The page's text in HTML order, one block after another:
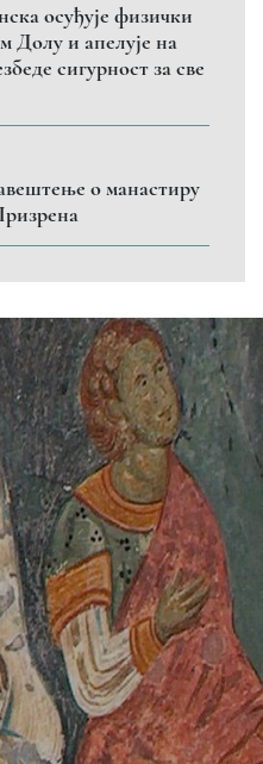
осуђује физички
Долу и апелује на
сигурност за све
о манастиру